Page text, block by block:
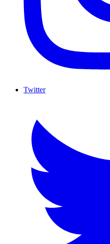
Twitter